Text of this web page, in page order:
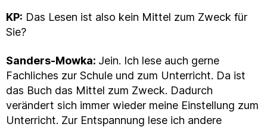
KP: Das Lesen ist also kein Mittel zum Zweck für
Sie?
Sanders-Mowka: Jein. Ich lese auch gerne
Fachliches zur Schule und zum Unterricht. Da ist
das Buch das Mittel zum Zweck. Dadurch
verändert sich immer wieder meine Einstellung zum
Unterricht. Zur Entspannung lese ich andere